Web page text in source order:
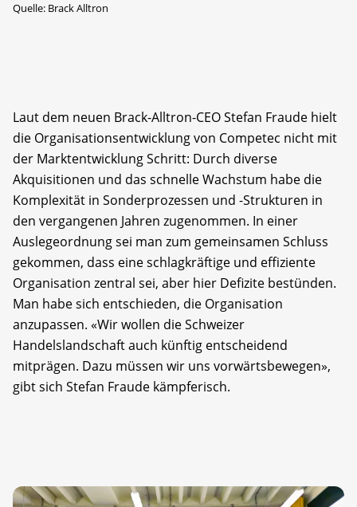
Quelle: Brack Alltron
Laut dem neuen Brack-Alltron-CEO Stefan Fraude hielt
die Organisationsentwicklung von Competec nicht mit
der Marktentwicklung Schritt: Durch diverse
Akquisitionen und das schnelle Wachstum habe die
Komplexität in Sonderprozessen und -Strukturen in
den vergangenen Jahren zugenommen. In einer
Auslegeordnung sei man zum gemeinsamen Schluss
gekommen, dass eine schlagkräftige und effiziente
Organisation zentral sei, aber hier Defizite bestünden.
Man habe sich entschieden, die Organisation
anzupassen. «Wir wollen die Schweizer
Handelslandschaft auch künftig entscheidend
mitprägen. Dazu müssen wir uns vorwärtsbewegen»,
gibt sich Stefan Fraude kämpferisch.